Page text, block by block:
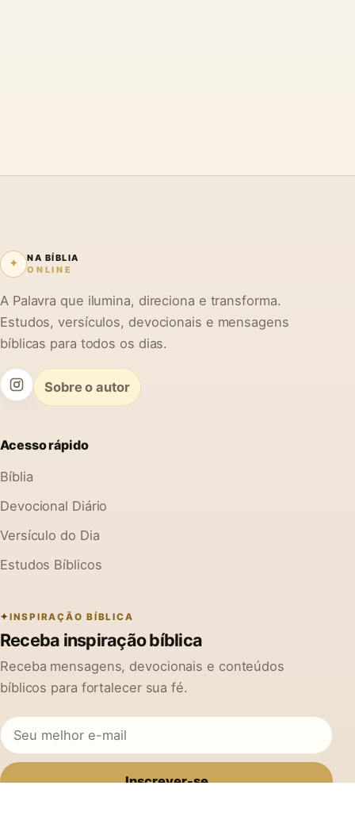
✦
NA BÍBLIA
ONLINE
A Palavra que ilumina, direciona e transforma.
Estudos, versículos, devocionais e mensagens
bíblicas para todos os dias.
Sobre o autor
Acesso rápido
Bíblia
Devocional Diário
Versículo do Dia
Estudos Bíblicos
INSPIRAÇÃO BÍBLICA
Receba inspiração bíblica
Receba mensagens, devocionais e conteúdos
bíblicos para fortalecer sua fé.
Inscrever-se